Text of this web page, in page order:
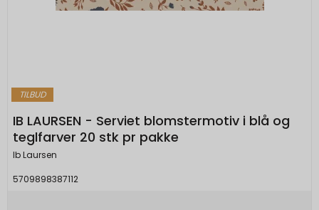
TILBUD
IB LAURSEN - Serviet blomstermotiv i blå og
teglfarver 20 stk pr pakke
Ib Laursen
5709898387112